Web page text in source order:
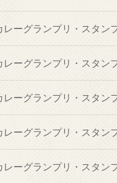
レーグランプリ・スタン
レーグランプリ・スタン
レーグランプリ・スタン
レーグランプリ・スタン
レーグランプリ・スタン